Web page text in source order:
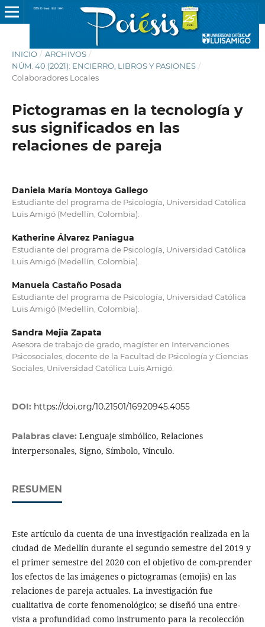
INICIO / ARCHIVOS /
NÚM. 40 (2021): ENCIERRO, LIBROS Y PASIONES /
Colaboradores Locales
Pictogramas en la tecnología y
sus significados en las
relaciones de pareja
Daniela María Montoya Gallego
Estudiante del programa de Psicología, Universidad Católica
Luis Amigó (Medellín, Colombia).
Katherine Álvarez Paniagua
Estudiante del programa de Psicología, Universidad Católica
Luis Amigó (Medellín, Colombia).
Manuela Castaño Posada
Estudiante del programa de Psicología, Universidad Católica
Luis Amigó (Medellín, Colombia).
Sandra Mejía Zapata
Asesora de trabajo de grado, magíster en Intervenciones
Psicosociales, docente de la Facultad de Psicología y Ciencias
Sociales, Universidad Católica Luis Amigó.
DOI: https://doi.org/10.21501/16920945.4055
Palabras clave: Lenguaje simbólico, Relaciones
interpersonales, Signo, Símbolo, Vínculo.
RESUMEN
Este artículo da cuenta de una investigación realizada en la
ciudad de Medellín durante el segundo semestre del 2019 y
el primer semestre del 2020 con el objetivo de com-prender
los efectos de las imágenes o pictogramas (emojis) en las
relaciones de pareja actuales. La investigación fue
cualitativa de corte fenomenológico; se diseñó una entre-
vista a profundidad como instrumento para la recolección